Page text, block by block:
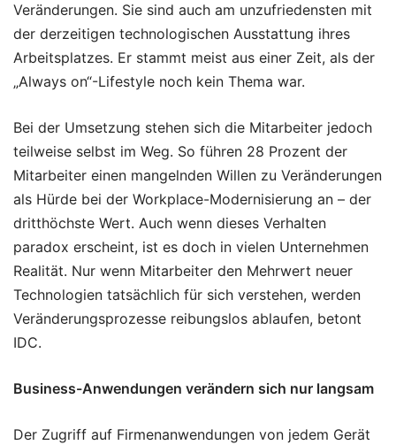
Veränderungen. Sie sind auch am unzufriedensten mit
der derzeitigen technologischen Ausstattung ihres
Arbeitsplatzes. Er stammt meist aus einer Zeit, als der
„Always on“-Lifestyle noch kein Thema war.
Bei der Umsetzung stehen sich die Mitarbeiter jedoch
teilweise selbst im Weg. So führen 28 Prozent der
Mitarbeiter einen mangelnden Willen zu Veränderungen
als Hürde bei der Workplace-Modernisierung an – der
dritthöchste Wert. Auch wenn dieses Verhalten
paradox erscheint, ist es doch in vielen Unternehmen
Realität. Nur wenn Mitarbeiter den Mehrwert neuer
Technologien tatsächlich für sich verstehen, werden
Veränderungsprozesse reibungslos ablaufen, betont
IDC.
Business-Anwendungen verändern sich nur langsam
Der Zugriff auf Firmenanwendungen von jedem Gerät